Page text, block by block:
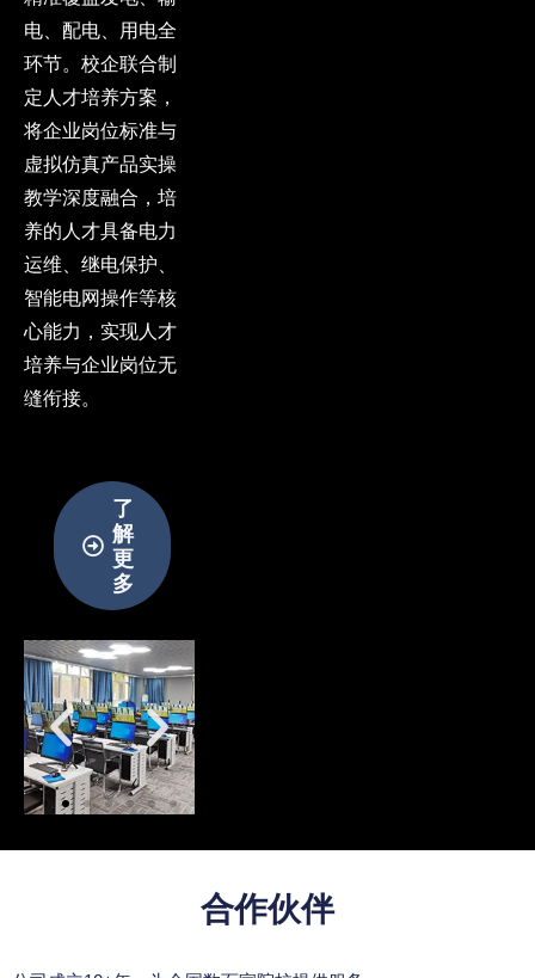
电、配电、用电全
环节。校企联合制
定人才培养方案，
将企业岗位标准与
虚拟仿真产品实操
教学深度融合，培
养的人才具备电力
运维、继电保护、
智能电网操作等核
心能力，实现人才
培养与企业岗位无
缝衔接。
了
解
更
多
合作伙伴